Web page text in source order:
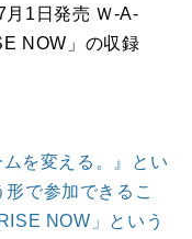
月1日発売 Ｗ-A-
NOW」の収録
を変える。』とい
で参加できるこ
NOW」という